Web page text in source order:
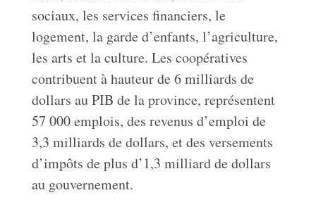
sociaux, les services financiers, le
logement, la garde d’enfants, l’agriculture,
les arts et la culture. Les coopératives
contribuent à hauteur de 6 milliards de
dollars au PIB de la province, représentent
57 000 emplois, des revenus d’emploi de
3,3 milliards de dollars, et des versements
d’impôts de plus d’1,3 milliard de dollars
au gouvernement.